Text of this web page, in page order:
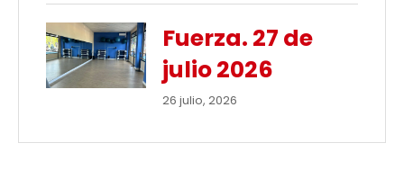
Fuerza. 27 de
julio 2026
26 julio, 2026